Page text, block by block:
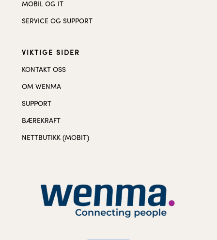
MOBIL OG IT
SERVICE OG SUPPORT
VIKTIGE SIDER
KONTAKT OSS
OM WENMA
SUPPORT
BÆREKRAFT
NETTBUTIKK (MOBIT)